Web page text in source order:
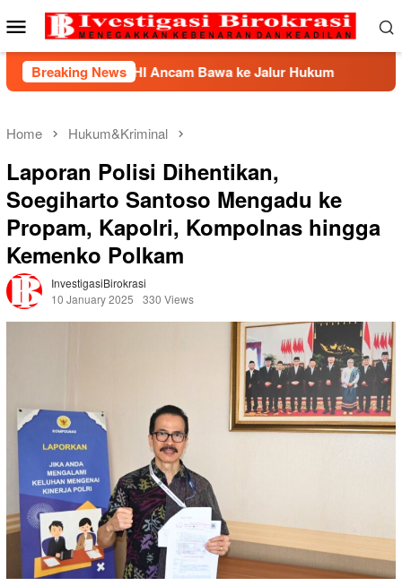
to
Mobile
Menu
Breaking News
Ancam Bawa ke Jalur Hukum Kemnaker Berhasil
Home Hukum&Kriminal
Laporan Polisi Dihentikan,
Soegiharto Santoso Mengadu ke
Propam, Kapolri, Kompolnas hingga
Kemenko Polkam
InvestigasiBirokrasi
10 January 2025
330 Views